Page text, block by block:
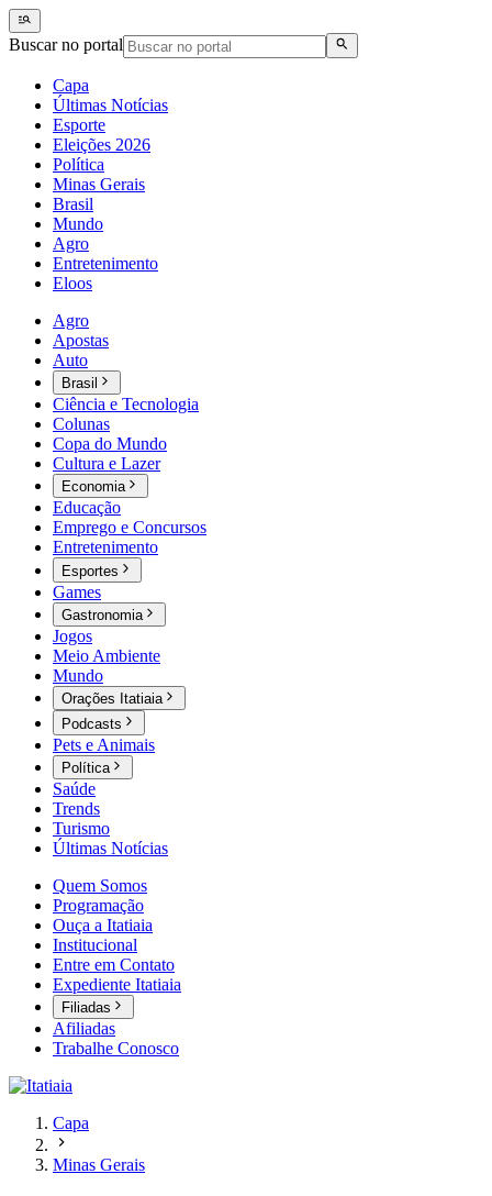
Buscar no portal
Capa
Últimas Notícias
Esporte
Eleições 2026
Política
Minas Gerais
Brasil
Mundo
Agro
Entretenimento
Eloos
Agro
Apostas
Auto
Brasil
Ciência e Tecnologia
Colunas
Copa do Mundo
Cultura e Lazer
Economia
Educação
Emprego e Concursos
Entretenimento
Esportes
Games
Gastronomia
Jogos
Meio Ambiente
Mundo
Orações Itatiaia
Podcasts
Pets e Animais
Política
Saúde
Trends
Turismo
Últimas Notícias
Quem Somos
Programação
Ouça a Itatiaia
Institucional
Entre em Contato
Expediente Itatiaia
Filiadas
Afiliadas
Trabalhe Conosco
Capa
Minas Gerais